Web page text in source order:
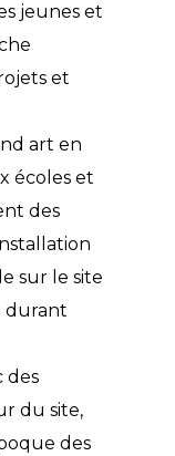
jeunes et
et
art en
écoles et
des
sur le site
durant
des
du site,
des